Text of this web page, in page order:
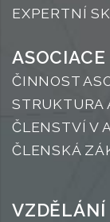
EXPERTNÍ
ASOCIACE
ČINNOST
STRUKTURA
ČLENSTVÍ V
ČLENSKÁ
VZDĚLÁNÍ